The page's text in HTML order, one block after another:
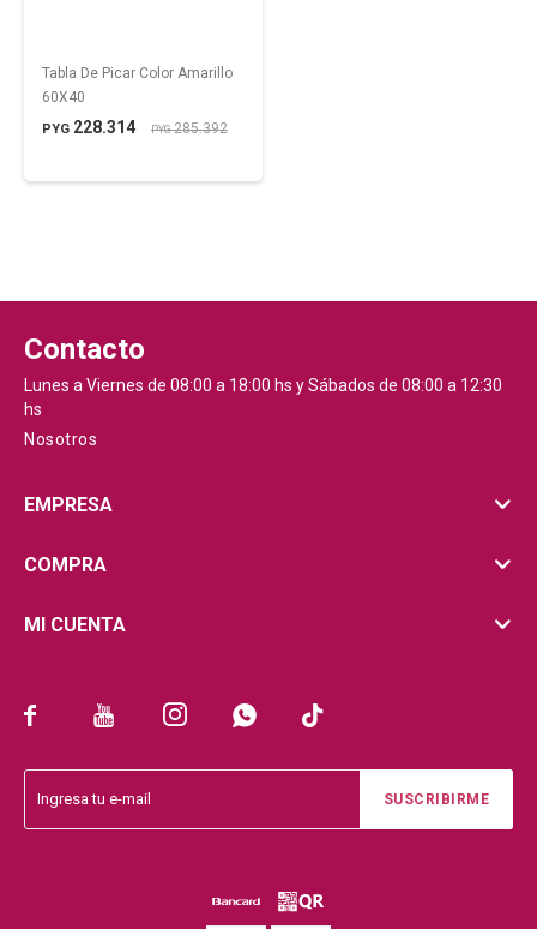
Tabla De Picar Color Amarillo
60X40
PYG 228.314 PYG285.392
    
SUSCRIBIRME
Contacto
Lunes a Viernes de 08:00 a 18:00 hs y Sábados de 08:00 a 12:30
hs
Nosotros
EMPRESA
COMPRA
MI CUENTA